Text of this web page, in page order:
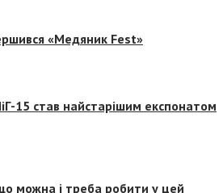
«Медяник Fest»
15 став найстарішим експонатом
можна і треба робити у цей